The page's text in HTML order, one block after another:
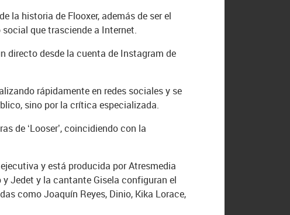
la historia de Flooxer, además de ser el
que trasciende a Internet.
directo desde la cuenta de Instagram de
rápidamente en redes sociales y se
sino por la crítica especializada.
de ‘Looser’, coincidiendo con la
y está producida por Atresmedia
Jedet y la cantante Gisela configuran el
como Joaquín Reyes, Dinio, Kika Lorace,